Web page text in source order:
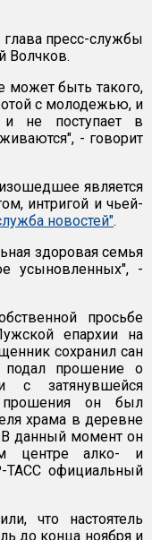
глава пресс-службы
Волчков.
может быть такого,
с молодежью, и
не поступает в
- говорит
является
интригой и чьей-
новостей".
здоровая семья
усыновленных", -
просьбе
епархии на
сохранил сан
прошение о
с затянувшейся
прошения он был
храма в деревне
В данный момент он
центре алко- и
ТАСС официальный
что настоятель
до конца ноября и